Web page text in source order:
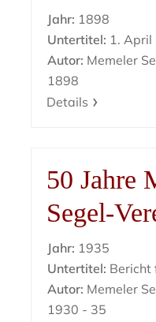
Jahr: 1898
Untertitel: 1.
Autor: Memeler
1898
Details
50 Jahre
Segel-
Jahr: 1935
Untertitel: Bericht
Autor: Memeler
1930 - 35